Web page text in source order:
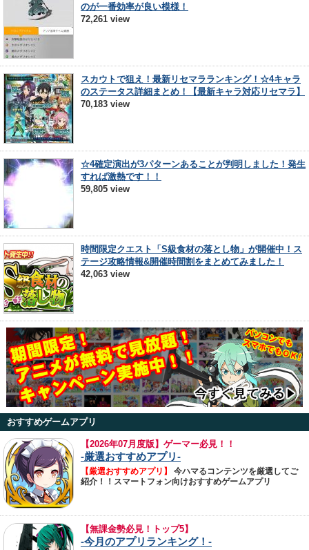
のが一番効率が良い模様！
72,261 view
スカウトで狙え！最新リセマラランキング！☆4キャラ
のステータス詳細まとめ！【最新キャラ対応リセマラ】
70,183 view
☆4確定演出が3パターンあることが判明しました！発生
すれば激熱です！！
59,805 view
時間限定クエスト「S級食材の落とし物」が開催中！ス
テージ攻略情報&開催時間割をまとめてみました！
42,063 view
おすすめゲームアプリ
【2026年07月度版】ゲーマー必見！！
-厳選おすすめアプリ-
【厳選おすすめアプリ】
今ハマるコンテンツを厳選してご
紹介！！スマートフォン向けおすすめゲームアプリ
【無課金勢必見！トップ5】
-今月のアプリランキング！-